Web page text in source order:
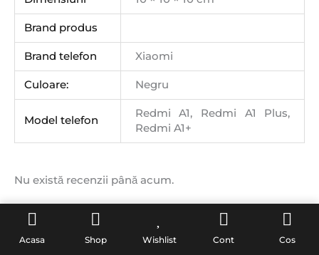
Brand produs
Brand telefon Xiaomi
Culoare: Negru
Model telefon
Redmi A1, Redmi A1 Plus,
Redmi A1+
Nu există recenzii până acum.
Fii primul care scrii o recenzie
pentru „Display cu rama pentru
Acasa Shop Wishlist Cont Cos